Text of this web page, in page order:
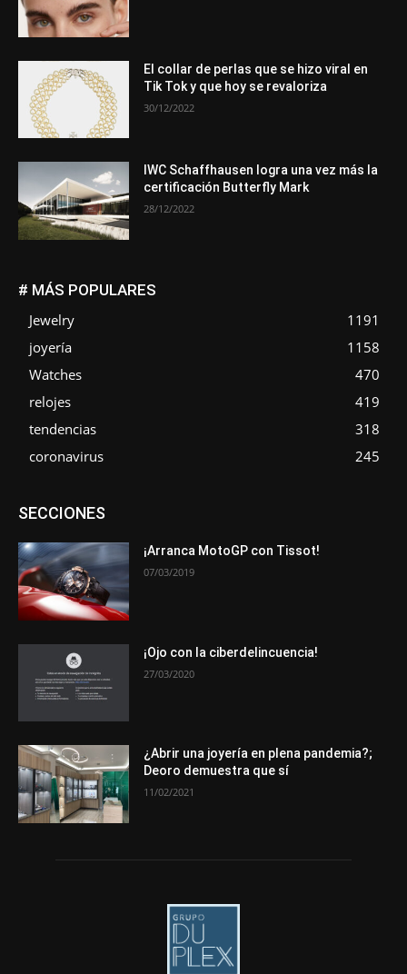
El collar de perlas que se hizo viral en
Tik Tok y que hoy se revaloriza
30/12/2022
IWC Schaffhausen logra una vez más la
certificación Butterfly Mark
28/12/2022
# MÁS POPULARES
Jewelry
1191
joyería
1158
Watches
470
relojes
419
tendencias
318
coronavirus
245
SECCIONESAsociaciones
Novedades
Opiniones Premios Secciones
¡Arranca MotoGP con Tissot!
07/03/2019
¡Ojo con la ciberdelincuencia!
27/03/2020
¿Abrir una joyería en plena pandemia?;
Deoro demuestra que sí
11/02/2021